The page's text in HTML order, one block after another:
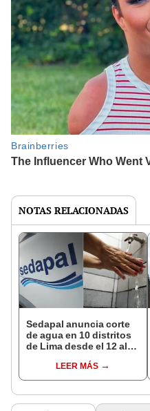
NOTAS RELACIONADAS
Sedapal anuncia corte
de agua en 10 distritos
de Lima desde el 12 al
mantenimiento
preventivo de
LEER MÁS